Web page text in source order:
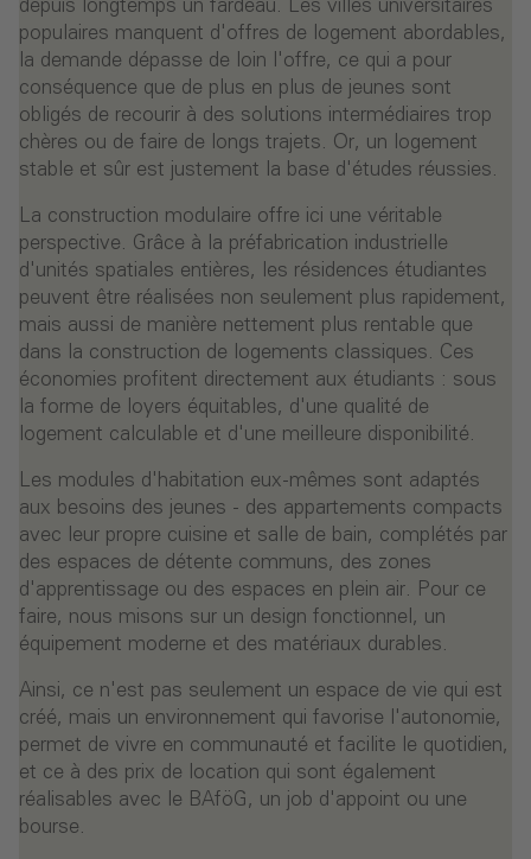
depuis longtemps un fardeau. Les villes universitaires
populaires manquent d'offres de logement abordables,
la demande dépasse de loin l'offre, ce qui a pour
conséquence que de plus en plus de jeunes sont
obligés de recourir à des solutions intermédiaires trop
chères ou de faire de longs trajets. Or, un logement
stable et sûr est justement la base d'études réussies.
La construction modulaire offre ici une véritable
perspective. Grâce à la préfabrication industrielle
d'unités spatiales entières, les résidences étudiantes
peuvent être réalisées non seulement plus rapidement,
mais aussi de manière nettement plus rentable que
dans la construction de logements classiques. Ces
économies profitent directement aux étudiants : sous
la forme de loyers équitables, d'une qualité de
logement calculable et d'une meilleure disponibilité.
Les modules d'habitation eux-mêmes sont adaptés
aux besoins des jeunes - des appartements compacts
avec leur propre cuisine et salle de bain, complétés par
des espaces de détente communs, des zones
d'apprentissage ou des espaces en plein air. Pour ce
faire, nous misons sur un design fonctionnel, un
équipement moderne et des matériaux durables.
Ainsi, ce n'est pas seulement un espace de vie qui est
créé, mais un environnement qui favorise l'autonomie,
permet de vivre en communauté et facilite le quotidien,
et ce à des prix de location qui sont également
réalisables avec le BAföG, un job d'appoint ou une
bourse.